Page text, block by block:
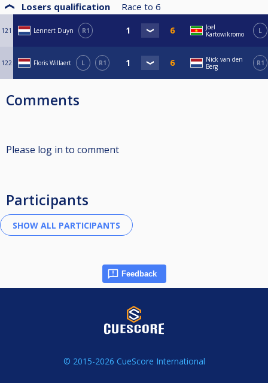
Losers qualification Race to 6
121 Lennert Duyn R1
Joel
Kartowikromo
L
122 Floris Willaert L R1
Nick van den
Berg
R1
Comments
Please log in to comment
Participants
Feedback
© 2015-2026 CueScore International